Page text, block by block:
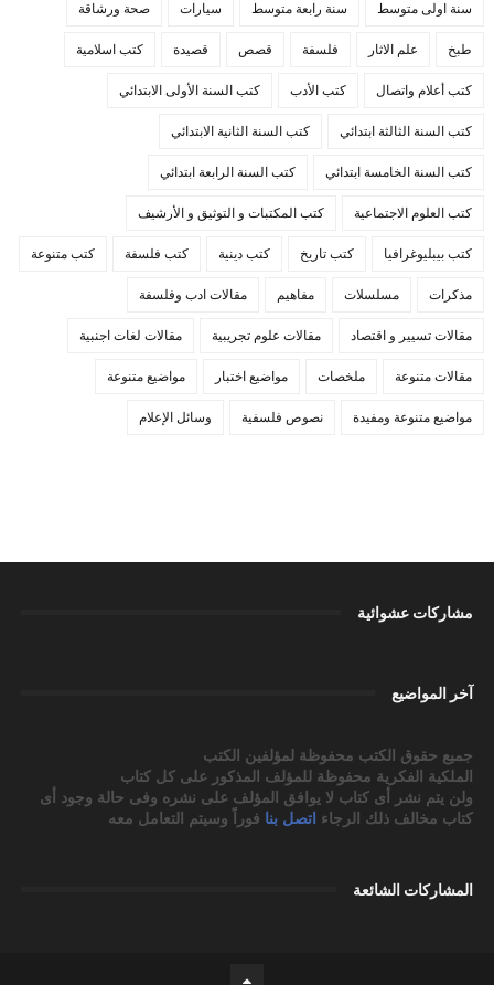
سنة اولى متوسط سنة رابعة متوسط سيارات صحة ورشاقة
طبخ علم الاثار فلسفة قصص قصيدة كتب اسلامية
كتب أعلام واتصال كتب الأدب كتب السنة الأولى الابتدائي
كتب السنة الثالثة ابتدائي كتب السنة الثانية الابتدائي
كتب السنة الخامسة ابتدائي كتب السنة الرابعة ابتدائي
كتب العلوم الاجتماعية كتب المكتبات و التوثيق و الأرشيف
كتب بيبليوغرافيا كتب تاريخ كتب دينية كتب فلسفة كتب متنوعة
مذكرات مسلسلات مفاهيم مقالات ادب وفلسفة
مقالات تسيير و اقتصاد مقالات علوم تجريبية مقالات لغات اجنبية
مقالات متنوعة ملخصات مواضيع اختبار مواضيع متنوعة
مواضيع متنوعة ومفيدة نصوص فلسفية وسائل الإعلام
مشاركات عشوائية
آخر المواضيع
جميع حقوق الكتب محفوظة لمؤلفين الكتب
الملكية الفكرية محفوظة للمؤلف المذكور على كل كتاب
ولن يتم نشر أى كتاب لا يوافق المؤلف على نشره وفى حالة وجود أى
كتاب مخالف ذلك الرجاء اتصل بنا فوراً وسيتم التعامل معه
المشاركات الشائعة